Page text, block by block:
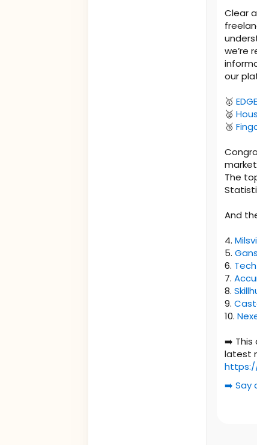
Clear
we’re
our
🥇
🥈
🥉
The
And
4.
5.
6.
7.
8.
9.
10.
➡️ This
latest
➡️ Say